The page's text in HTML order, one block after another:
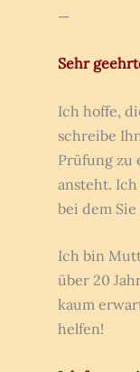
—
Sehr
Ich hoffe,
schreibe
Prüfung zu
ansteht. Ich
bei dem
Ich bin
über 20
kaum
helfen!